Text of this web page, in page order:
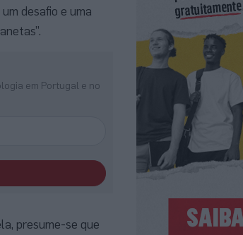
desafio e uma
em Portugal e no
presume-se que